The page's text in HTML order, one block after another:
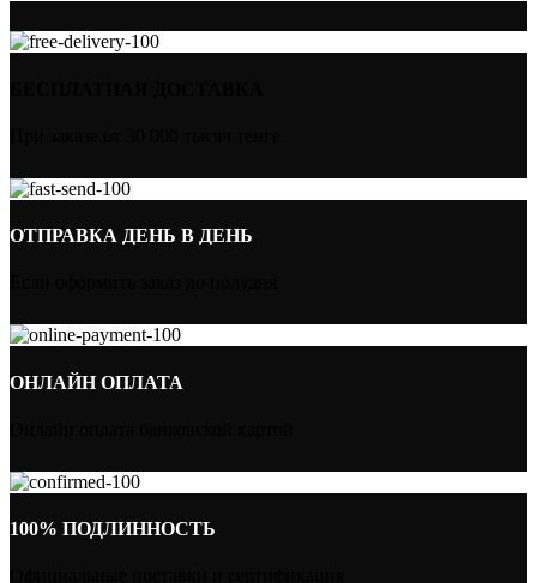
ОТПРАВКА ДЕНЬ В ДЕНЬ
ОНЛАЙН ОПЛАТА
100% ПОДЛИННОСТЬ